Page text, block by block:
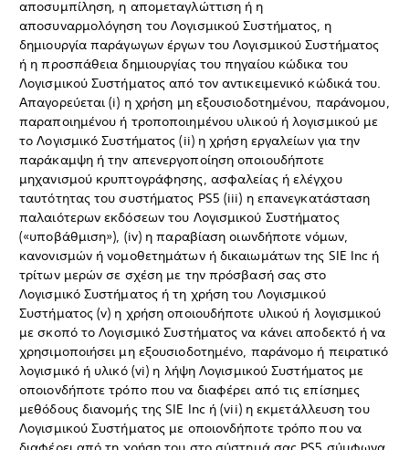
αποσυμπίληση, η απομεταγλώττιση ή η
αποσυναρμολόγηση του Λογισμικού Συστήματος, η
δημιουργία παράγωγων έργων του Λογισμικού Συστήματος
ή η προσπάθεια δημιουργίας του πηγαίου κώδικα του
Λογισμικού Συστήματος από τον αντικειμενικό κώδικά του.
Απαγορεύεται (i) η χρήση μη εξουσιοδοτημένου, παράνομου,
παραποιημένου ή τροποποιημένου υλικού ή λογισμικού με
το Λογισμικό Συστήματος (ii) η χρήση εργαλείων για την
παράκαμψη ή την απενεργοποίηση οποιουδήποτε
μηχανισμού κρυπτογράφησης, ασφαλείας ή ελέγχου
ταυτότητας του συστήματος PS5 (iii) η επανεγκατάσταση
παλαιότερων εκδόσεων του Λογισμικού Συστήματος
(«υποβάθμιση»), (iv) η παραβίαση οιωνδήποτε νόμων,
κανονισμών ή νομοθετημάτων ή δικαιωμάτων της SIE Inc ή
τρίτων μερών σε σχέση με την πρόσβασή σας στο
Λογισμικό Συστήματος ή τη χρήση του Λογισμικού
Συστήματος (v) η χρήση οποιουδήποτε υλικού ή λογισμικού
με σκοπό το Λογισμικό Συστήματος να κάνει αποδεκτό ή να
χρησιμοποιήσει μη εξουσιοδοτημένο, παράνομο ή πειρατικό
λογισμικό ή υλικό (vi) η λήψη Λογισμικού Συστήματος με
οποιονδήποτε τρόπο που να διαφέρει από τις επίσημες
μεθόδους διανομής της SIE Inc ή (vii) η εκμετάλλευση του
Λογισμικού Συστήματος με οποιονδήποτε τρόπο που να